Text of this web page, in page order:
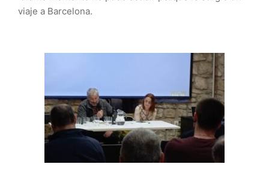
viaje a Barcelona.